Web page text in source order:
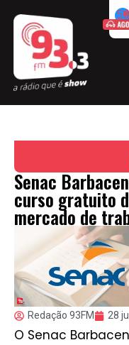
Senac
curso gratuito
mercado de
Redação 93FM 28
O Senac